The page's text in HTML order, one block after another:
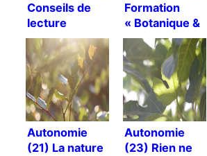
Conseils de
lecture
Formation
« Botanique &
Espèces
fondamentales
pour la
permaculture »
Autonomie
(21) La nature
Autonomie
(23) Rien ne